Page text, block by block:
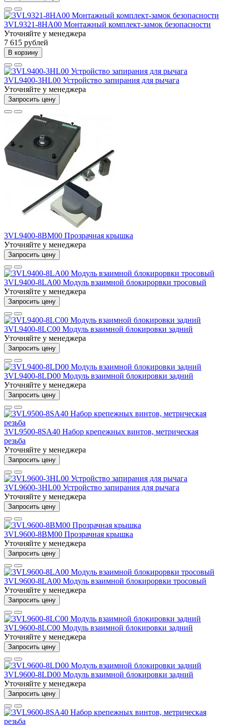
3VL9321-8HA00 Монтажный комплект-замок безопасности
Уточняйте у менеджера
7 615 рублей
В корзину
3VL9400-3HL00 Устройство запирания для рычага
Уточняйте у менеджера
Запросить цену
3VL9400-8BM00 Прозрачная крышка
Уточняйте у менеджера
Запросить цену
3VL9400-8LA00 Модуль взаимной блокирорвки тросовый
Уточняйте у менеджера
Запросить цену
3VL9400-8LC00 Модуль взаимной блокировки задний
Уточняйте у менеджера
Запросить цену
3VL9400-8LD00 Модуль взаимной блокировки задний
Уточняйте у менеджера
Запросить цену
3VL9500-8SA40 Набор крепежных винтов, метрическая
резьба
Уточняйте у менеджера
Запросить цену
3VL9600-3HL00 Устройство запирания для рычага
Уточняйте у менеджера
Запросить цену
3VL9600-8BM00 Прозрачная крышка
Уточняйте у менеджера
Запросить цену
3VL9600-8LA00 Модуль взаимной блокирорвки тросовый
Уточняйте у менеджера
Запросить цену
3VL9600-8LC00 Модуль взаимной блокировки задний
Уточняйте у менеджера
Запросить цену
3VL9600-8LD00 Модуль взаимной блокировки задний
Уточняйте у менеджера
Запросить цену